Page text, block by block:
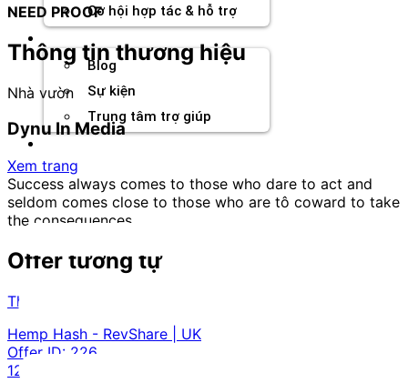
Cơ hội hợp tác & hỗ trợ
Blog
Sự kiện
Trung tâm trợ giúp
NEED PROOF
Thông tin thương hiệu
Nhà vườn
Dynu In Media
Xem trang
Success always comes to those who dare to act and
seldom comes close to those who are tô coward to take
the consequences.
Offer tương tự
Thời trang và phụ kiện
Hemp Hash - RevShare | UK
Offer ID: 226
12